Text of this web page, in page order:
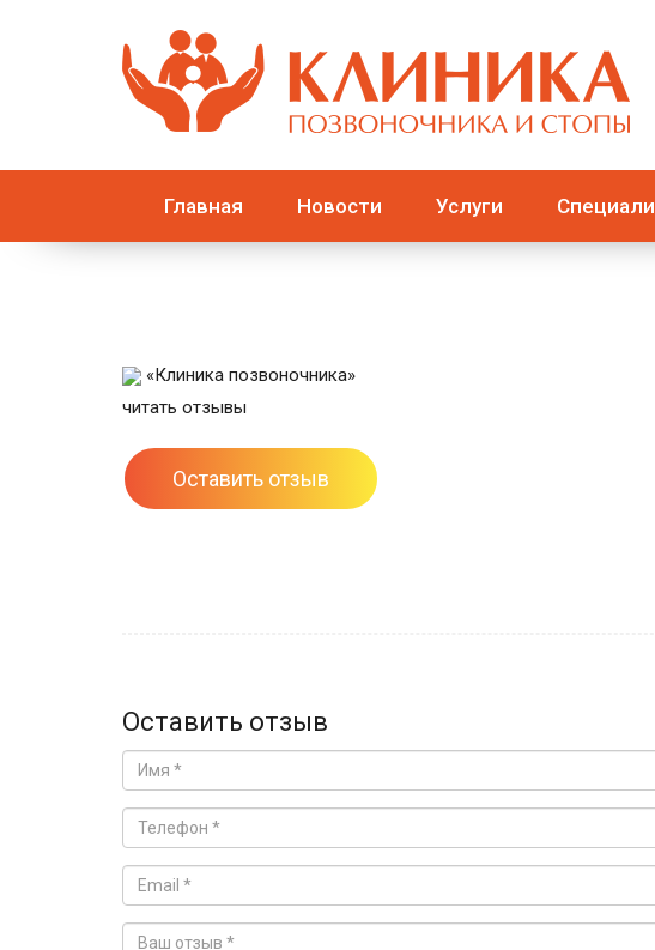
Главная Новости Услуги
«Клиника позвоночника»
читать отзывы
Оставить отзыв
Оставить отзыв